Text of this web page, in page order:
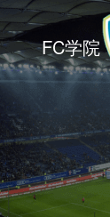
FC学院